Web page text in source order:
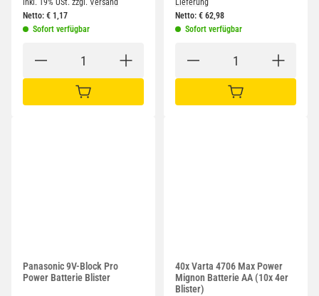
inkl. 19% USt. zzgl. Versand
Netto: € 1,17
Sofort verfügbar
IN DEN WARENKORB
Lieferung
Netto: € 62,98
Sofort verfügbar
IN DEN WARENKORB
Panasonic 9V-Block Pro
Power Batterie Blister
40x Varta 4706 Max Power
Mignon Batterie AA (10x 4er
Blister)